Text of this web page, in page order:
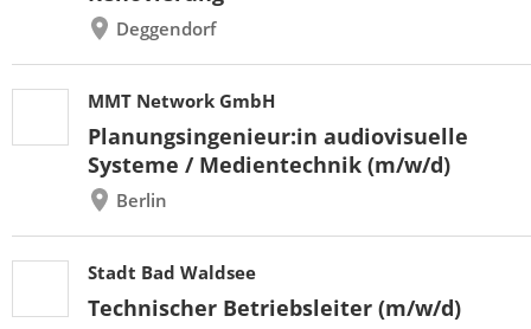
Deggendorf
MMT Network GmbH
Planungsingenieur:in audiovisuelle
Systeme / Medientechnik (m/w/d)
Berlin
Stadt Bad Waldsee
Technischer Betriebsleiter (m/w/d)